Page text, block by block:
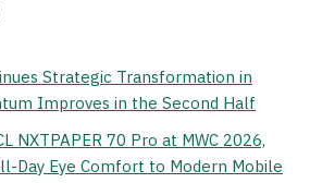
Strategic Transformation in
Improves in the Second Half
NXTPAPER 70 Pro at MWC 2026,
Day Eye Comfort to Modern Mobile